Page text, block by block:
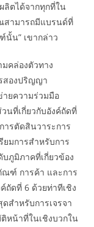
ลิตได้จากทุกที่ใน
สามารถมีแบรนด์ที่
นั้น” เขากล่าว
คล่องตัวทาง
สองปริญญา
ายความร่วมมือ
นที่เกี่ยวกับอังค์ถัดที่
ารตัดสินวาระการ
มการสำหรับการ
ภูมิภาคที่เกี่ยวข้อง
ฑ์ การค้า และการ
ถัดที่ 6 ด้วยท่าทีเชิง
สำหรับการเจรจา
หน้าที่ในเชิงบวกใน